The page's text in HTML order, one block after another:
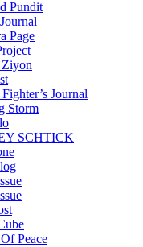
Pundit
Page
Journal
Storm
SCHTICK
Peace